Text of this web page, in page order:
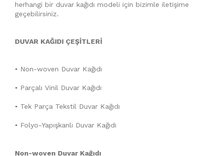
herhangi bir duvar kağıdı modeli için bizimle iletişime
geçebilirsiniz.
DUVAR KAĞIDI ÇEŞİTLERİ
• Non-woven Duvar Kağıdı
• Parçalı Vinil Duvar Kağıdı
• Tek Parça Tekstil Duvar Kağıdı
• Folyo-Yapışkanlı Duvar Kağıdı
Non-woven Duvar Kağıdı